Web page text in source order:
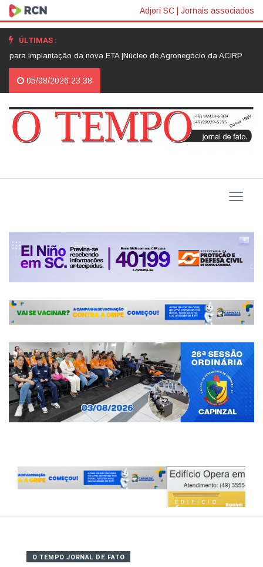
Adjori SC | Jornais associados
ÚLTIMAS :
da nova ETA |Núcleo de Agronegócio da ACIRP avança na
05/08/2026 23:38